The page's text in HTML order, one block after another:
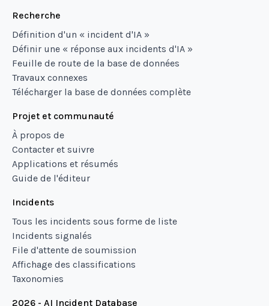
Recherche
Définition d'un « incident d'IA »
Définir une « réponse aux incidents d'IA »
Feuille de route de la base de données
Travaux connexes
Télécharger la base de données complète
Projet et communauté
À propos de
Contacter et suivre
Applications et résumés
Guide de l'éditeur
Incidents
Tous les incidents sous forme de liste
Incidents signalés
File d'attente de soumission
Affichage des classifications
Taxonomies
2026 - AI Incident Database